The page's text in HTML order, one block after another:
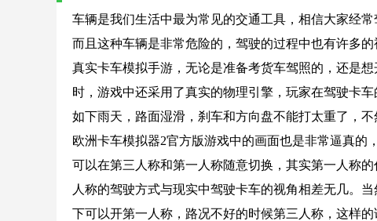
车辆是我们生活中最为常见的交通工具，相信大家经
而且这种车辆是非常危险的，驾驶的过程中也有许多
真实卡车模拟手游，无论是准备考货车驾照的，还是
时，游戏中还采用了真实的物理引擎，玩家在驾驶卡
如下雨天，路面湿滑，刹车和方向盘不能打太重了，
欧洲卡车模拟器2官方版游戏中的画面也是非常逼真
可以在第三人称和第一人称随意切换，其实第一人称
人称的驾驶方式与现实中驾驶卡车的视角相差无几。
下可以开第一人称，路况不好的时候第三人称，这样的